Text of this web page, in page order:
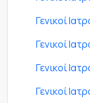
Γενικοί
Γενικοί
Γενικοί
Γενικοί